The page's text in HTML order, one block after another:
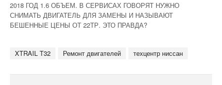
2018 ГОД 1.6 ОБЪЕМ. В СЕРВИСАХ ГОВОРЯТ НУЖНО
СНИМАТЬ ДВИГАТЕЛЬ ДЛЯ ЗАМЕНЫ И НАЗЫВАЮТ
БЕШЕННЫЕ ЦЕНЫ ОТ 22ТР. ЭТО ПРАВДА?
XTRAIL T32 Ремонт двигателей техцентр ниссан